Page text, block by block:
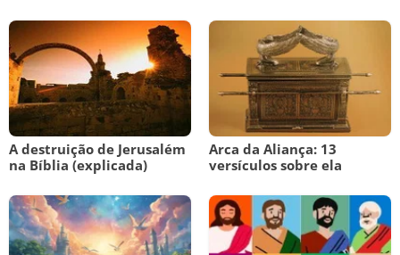
A destruição de Jerusalém
na Bíblia (explicada)
Arca da Aliança: 13
versículos sobre ela